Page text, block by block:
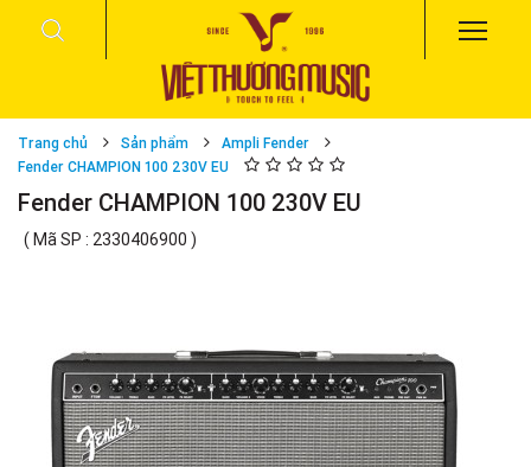
Trang chủ Sản phẩm
Ampli Fender
Fender CHAMPION 100 230V EU
Fender CHAMPION 100 230V EU
( Mã SP : 2330406900 )